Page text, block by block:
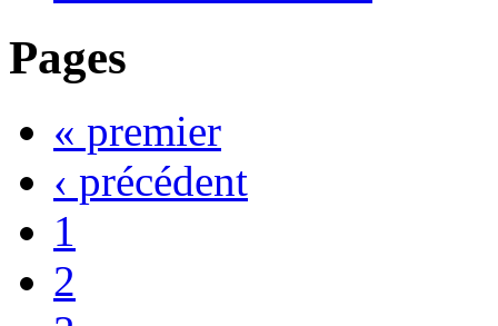
Pages
« premier
‹ précédent
1
2